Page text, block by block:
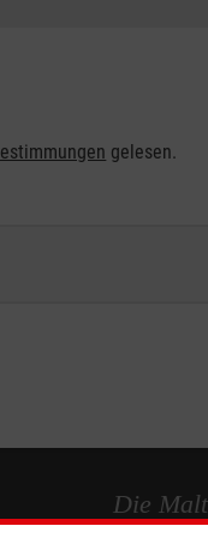
gelesen.
Die